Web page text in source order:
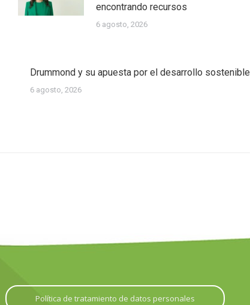
encontrando recursos
6 agosto, 2026
Drummond y su apuesta por el desarrollo sostenible
6 agosto, 2026
Política de tratamiento de datos personales